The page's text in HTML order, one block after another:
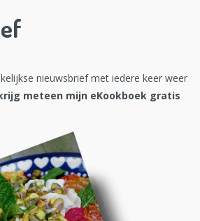
nieuwsbrief met iedere keer weer
meteen mijn eKookboek gratis